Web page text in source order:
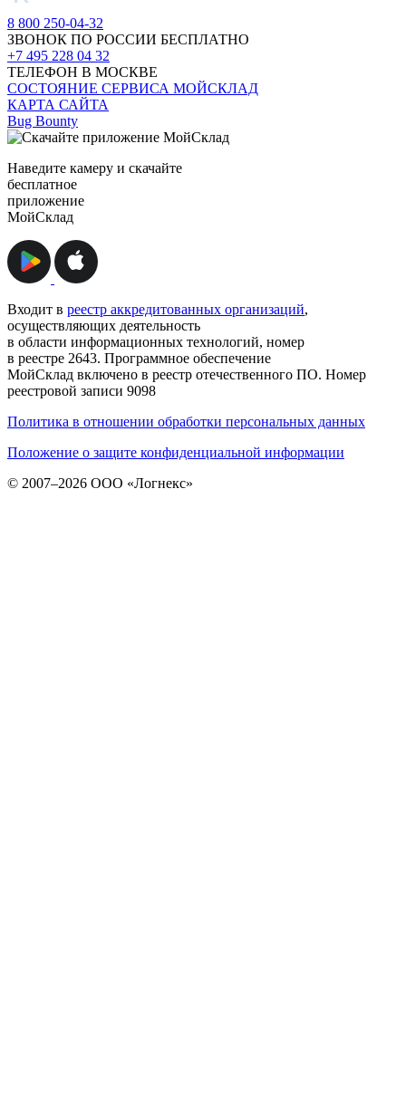
8 800 250-04-32
ЗВОНОК ПО РОССИИ БЕСПЛАТНО
+7 495 228 04 32
ТЕЛЕФОН В МОСКВЕ
СОСТОЯНИЕ СЕРВИСА МОЙСКЛАД
КАРТА САЙТА
Bug Bounty
Наведите камеру и скачайте
бесплатное
приложение
МойСклад
Входит в реестр аккредитованных организаций,
осуществляющих деятельность
в области информационных технологий, номер
в реестре 2643. Программное обеспечение
МойСклад включено в реестр отечественного ПО. Номер
реестровой записи 9098
Политика в отношении обработки персональных данных
Положение о защите конфиденциальной информации
© 2007–2026 ООО «Логнекс»